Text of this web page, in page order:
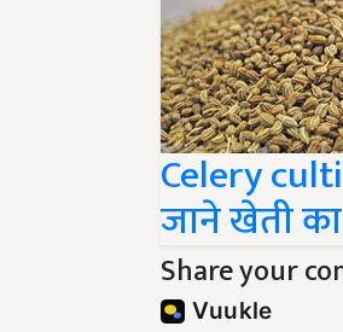
Celery
जाने खेती
Share your